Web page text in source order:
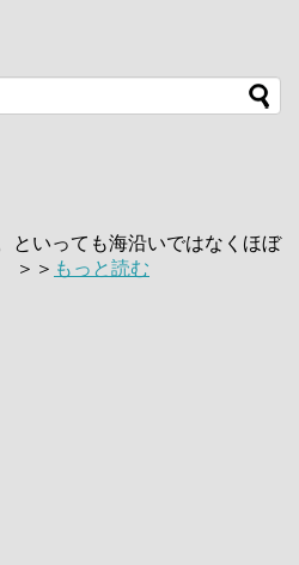
といっても海沿いではなくほぼ
＞＞ もっと読む